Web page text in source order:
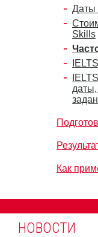
Даты
Skills
Как
НОВОСТИ